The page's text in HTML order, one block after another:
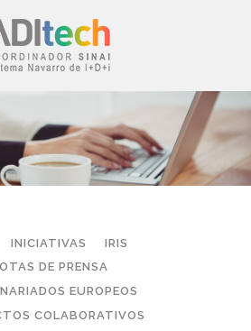
INICIATIVAS
IRIS
DE PRENSA
EUROPEOS
COLABORATIVOS